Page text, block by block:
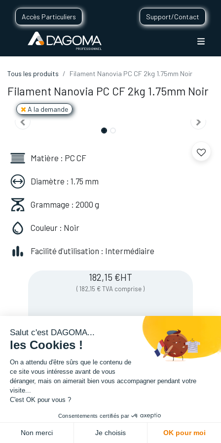
Accès Particuliers Support/Contact
Tous les produits Filament Nanovia PC CF 2kg 1.75mm Noir
Filament Nanovia PC CF 2kg 1.75mm Noir
A la demande
Matière : PC CF
Diamètre : 1.75 mm
Grammage : 2000 g
Couleur : Noir
Facilité d'utilisation : Intermédiaire
182,15 €HT
( 182,15 €TVA comprise )
Soyez averti lorsque le produit est de
nouveau en stock
Enregistrer pour plus tard
Salut c'est DAGOMA...
les Cookies !
On a attendu d'être sûrs que le contenu de
ce site vous intéresse avant de vous
déranger, mais on aimerait bien vous accompagner pendant votre
visite...
C'est OK pour vous ?
Consentements certifiés par
Non merci Je choisis OK pour moi